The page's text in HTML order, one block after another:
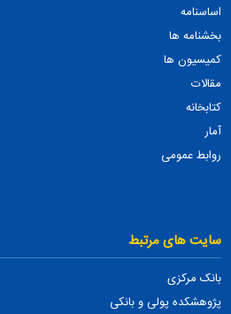
اساسنامه
بخشنامه ها
کمیسیون ها
مقالات
کتابخانه
آمار
روابط عمومی
سایت های مرتبط
بانک مرکزی
پژوهشکده پولی و بانکی